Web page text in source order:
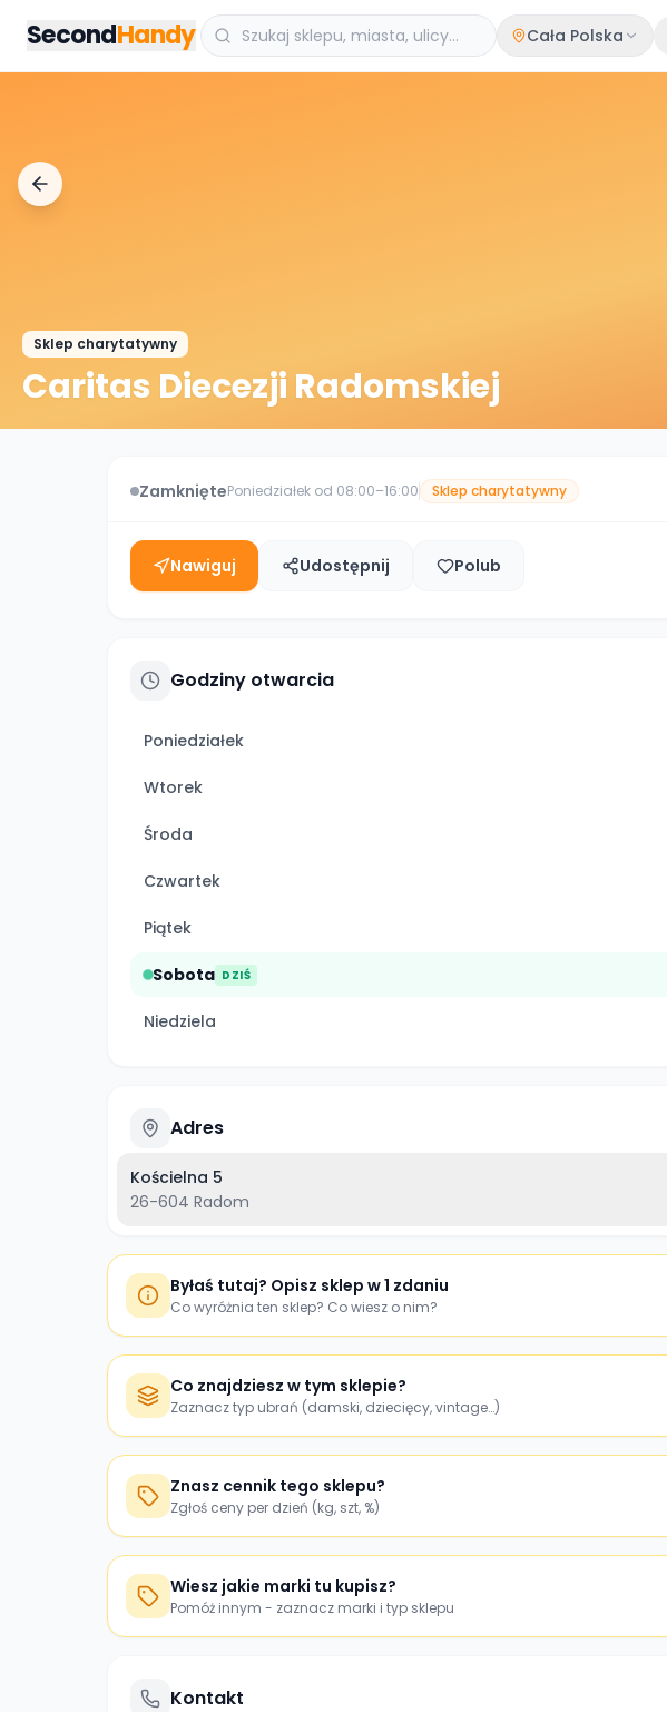
SecondHandy Cała Polska
Sklep charytatywny
Caritas Diecezji Radomskiej
ZamkniętePoniedziałek od 08:00–16:00 Sklep charytatywny
Nawiguj Udostępnij Polub
Godziny otwarcia
Poniedziałek
Wtorek
Środa
Czwartek
Piątek
Sobota DZIŚ
Niedziela
Adres
Kościelna 5
26-604 Radom
Byłaś tutaj? Opisz sklep w 1 zdaniu
Co wyróżnia ten sklep? Co wiesz o nim?
Co znajdziesz w tym sklepie?
Zaznacz typ ubrań (damski, dziecięcy, vintage…)
Znasz cennik tego sklepu?
Zgłoś ceny per dzień (kg, szt, %)
Wiesz jakie marki tu kupisz?
Pomóż innym - zaznacz marki i typ sklepu
Kontakt